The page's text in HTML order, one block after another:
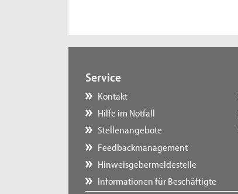
Service
Kontakt
Hilfe im Notfall
Stellenangebote
Feedbackmanagement
Hinweisgebermeldestelle
Informationen für Beschäftigte